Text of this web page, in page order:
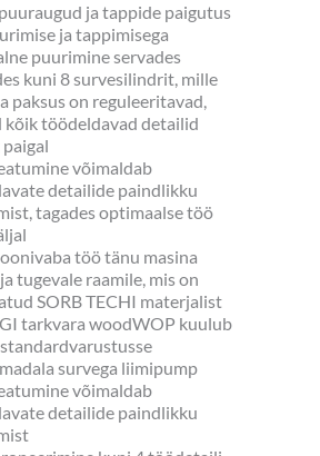
ja tappide paigutus
ja tappimisega
puurimine servades
kuni 8 survesilindrit, mille
paksus on reguleeritavad,
kõik töödeldavad detailid
võimaldab
detailide paindlikku
tagades optimaalse töö
töö tänu masina
tugevale raamile, mis on
SORB TECHI materjalist
tarkvara woodWOP kuulub
survega liimipump
võimaldab
detailide paindlikku